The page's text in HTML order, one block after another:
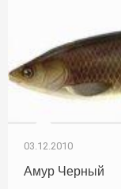
03.12.2010
Амур Черный